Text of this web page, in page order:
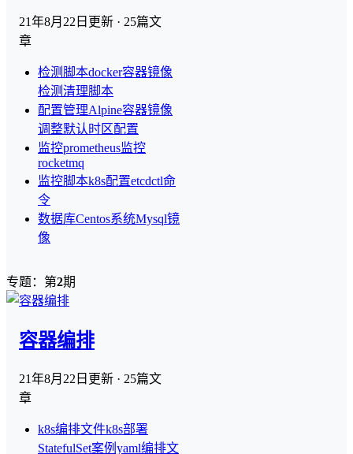
21年8月22日 更新 · 25篇文
章
检测脚本docker容器镜像
检测清理脚本
配置管理Alpine容器镜像
调整默认时区配置
监控prometheus监控
rocketmq
监控脚本k8s配置etcdctl命
令
数据库Centos系统Mysql镜
像
专题：第2期
容器编排
21年8月22日 更新 · 25篇文
章
k8s编排文件k8s部署
StatefulSet案例yaml编排文